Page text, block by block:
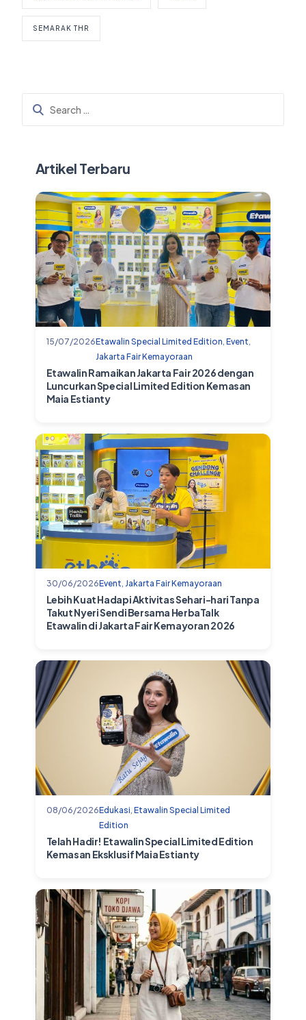
SEMARAK THR
Artikel Terbaru
15/07/2026Etawalin Special Limited Edition Event
Jakarta Fair Kemayoraan
Etawalin Ramaikan Jakarta Fair 2026 dengan
Luncurkan Special Limited Edition Kemasan
Maia Estianty
30/06/2026Event Jakarta Fair Kemayoraan
Lebih Kuat Hadapi Aktivitas Sehari-hari Tanpa
Takut Nyeri Sendi Bersama HerbaTalk
Etawalin di Jakarta Fair Kemayoran 2026
08/06/2026Edukasi Etawalin Special Limited
Edition
Telah Hadir! Etawalin Special Limited Edition
Kemasan Eksklusif Maia Estianty